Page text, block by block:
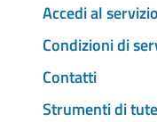
Accedi al servizio
Condizioni di
Contatti
Strumenti di